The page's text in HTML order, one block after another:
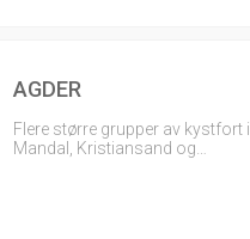
AGDER
Flere større grupper av kystfort i
Mandal, Kristiansand og…